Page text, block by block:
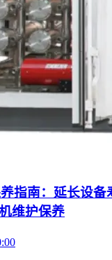
指南：延长设备
维护保养